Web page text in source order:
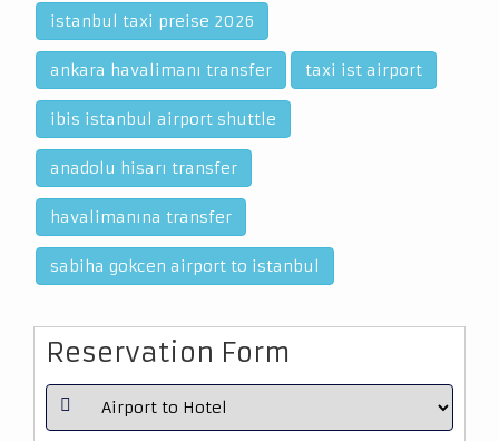
istanbul taxi preise 2026
ankara havalimanı transfer taxi ist airport
ibis istanbul airport shuttle
anadolu hisarı transfer
havalimanına transfer
sabiha gokcen airport to istanbul
Reservation Form